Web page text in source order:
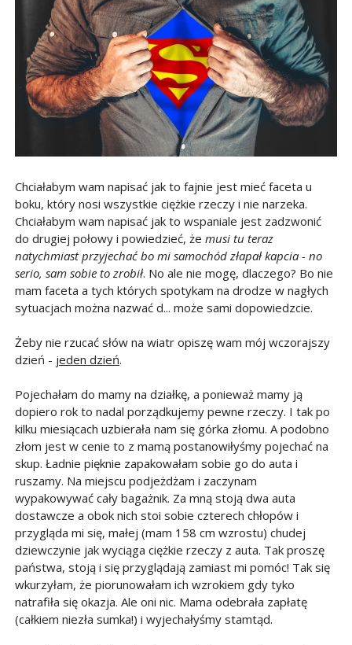
Chciałabym wam napisać jak to fajnie jest mieć faceta u
boku, który nosi wszystkie ciężkie rzeczy i nie narzeka.
Chciałabym wam napisać jak to wspaniale jest zadzwonić
do drugiej połowy i powiedzieć, że musi tu teraz
natychmiast przyjechać bo mi samochód złapał kapcia - no
serio, sam sobie to zrobił. No ale nie mogę, dlaczego? Bo nie
mam faceta a tych których spotykam na drodze w nagłych
sytuacjach można nazwać d... może sami dopowiedzcie.
Żeby nie rzucać słów na wiatr opiszę wam mój wczorajszy
dzień - jeden dzień.
Pojechałam do mamy na działkę, a ponieważ mamy ją
dopiero rok to nadal porządkujemy pewne rzeczy. I tak po
kilku miesiącach uzbierała nam się górka złomu. A podobno
złom jest w cenie to z mamą postanowiłyśmy pojechać na
skup. Ładnie pięknie zapakowałam sobie go do auta i
ruszamy. Na miejscu podjeżdżam i zaczynam
wypakowywać cały bagażnik. Za mną stoją dwa auta
dostawcze a obok nich stoi sobie czterech chłopów i
przygląda mi się, małej (mam 158 cm wzrostu) chudej
dziewczynie jak wyciąga ciężkie rzeczy z auta. Tak proszę
państwa, stoją i się przyglądają zamiast mi pomóc! Tak się
wkurzyłam, że piorunowałam ich wzrokiem gdy tyko
natrafiła się okazja. Ale oni nic. Mama odebrała zapłatę
(całkiem niezła sumka!) i wyjechałyśmy stamtąd.